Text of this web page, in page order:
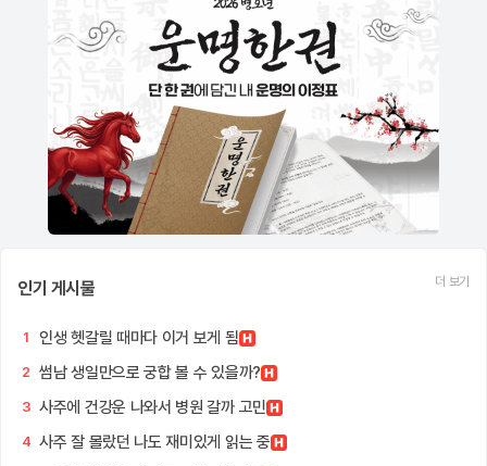
인기 게시물 더 보기
1 인생 헷갈릴 때마다 이거 보게 됨
2 썸남 생일만으로 궁합 볼 수 있을까?
3 사주에 건강운 나와서 병원 갈까 고민
4 사주 잘 몰랐던 나도 재미있게 읽는 중